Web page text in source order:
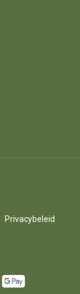
Privacybeleid